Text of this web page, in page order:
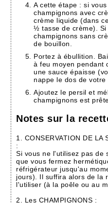
A cette étape : si
champignons avec
crème liquide (dans
½ tasse de crème).
champignons sans
de bouillon.
Portez à ébullition.
à feu moyen pendant
une sauce épaisse
nappe le dos de votre
Ajoutez le persil et
champignons est
Notes sur la
1. CONSERVATION DE LA
:
Si vous ne l'utilisez pas de
que vous fermez
réfrigérateur jusqu'au
jours). Il suffira alors de la
l'utiliser (à la poêle ou au
2. Les CHAMPIGNONS :